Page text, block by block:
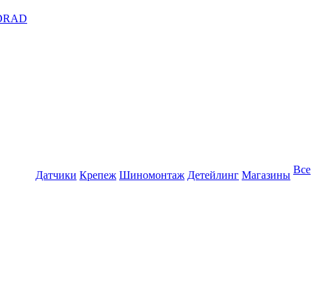
Датчики Крепеж Шиномонтаж Детейлинг Магазины Все